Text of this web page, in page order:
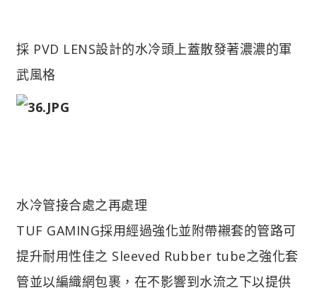
採 PVD LENS設計的水冷頭上蓋散發著濃濃的軍
武風格
水冷管接合處之再處理
TUF GAMING採用經過強化並附帶襯套的管路可
提升耐用性佳之 Sleeved Rubber tube之強化套
管並以編織網包裹，在不影響到水流之下以提供